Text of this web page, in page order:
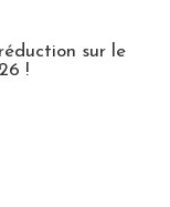
sur le
!